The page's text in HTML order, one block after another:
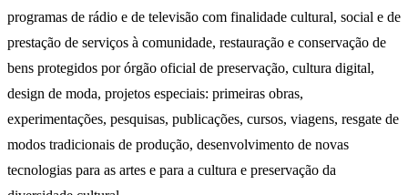
programas de rádio e de televisão com finalidade cultural, social e de
prestação de serviços à comunidade, restauração e conservação de
bens protegidos por órgão oficial de preservação, cultura digital,
design de moda, projetos especiais: primeiras obras,
experimentações, pesquisas, publicações, cursos, viagens, resgate de
modos tradicionais de produção, desenvolvimento de novas
tecnologias para as artes e para a cultura e preservação da